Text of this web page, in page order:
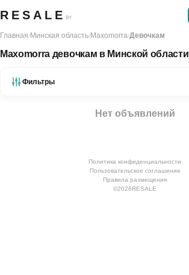
RESALE BY
Главная/Минская область/Maxomorra/Девочкам
Maxomorra девочкам в Минской области
Фильтры
Нет объявлений
Политика конфиденциальности
Пользовательское соглашение
Правила размещения
©2026RESALE